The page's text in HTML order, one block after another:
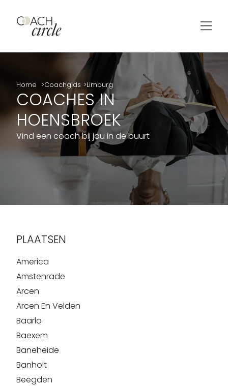
Home Coachgids Limburg
COACHES IN
HOENSBROEK
Vind een coach bij jou in de buurt
PLAATSEN
America
Amstenrade
Arcen
Arcen En Velden
Baarlo
Baexem
Baneheide
Banholt
Beegden